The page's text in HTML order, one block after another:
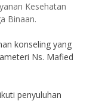
Kesehatan
Binaan.
konseling yang
Ns. Mafied
penyuluhan